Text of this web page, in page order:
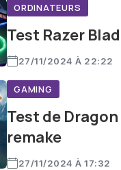
ORDINATEURS
Test Razer
27/11/2024 À 22:22
GAMING
Test de
remake
27/11/2024 À 17:32